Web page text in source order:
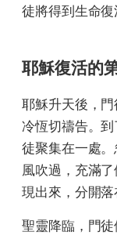
徒將得到生命復
耶穌復活的
耶穌升天後，
冷恆切禱告。
徒聚集在一處
風吹過，充滿
現出來，分開落
聖靈降臨，門